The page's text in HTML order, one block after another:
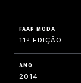
FAAP MODA
11ª EDIÇÃO
ANO
2014